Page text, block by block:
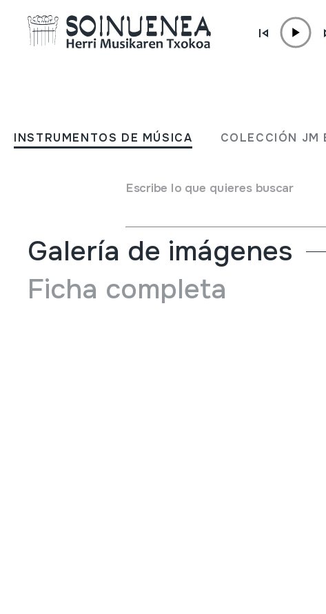
INSTRUMENTOS DE MÚSICA COLECCIÓN JM
Escribe lo que quieres buscar
Enciclopedia della musica
Francesco Casu;Marco Lutzu;
Galería de imágenes
Ficha completa